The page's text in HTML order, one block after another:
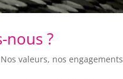
nous ?
Nos valeurs, nos engagements